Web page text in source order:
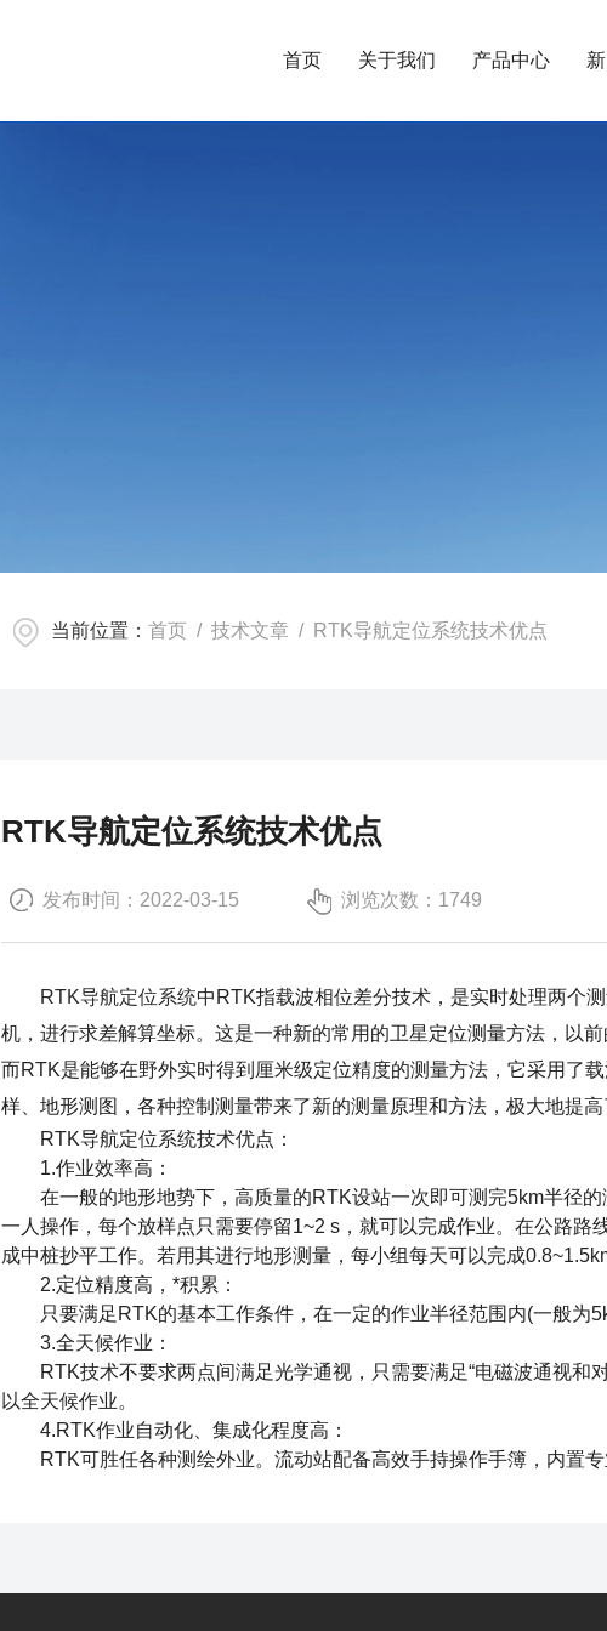
首页 关于我们 产品中心
当前位置： 首页 / 技术文章 / RTK导航定位系统技术优点
RTK导航定位系统技术优点
发布时间：2022-03-15 浏览次数：1749
RTK导航定位系统中RTK指载波相位差分技术，是实时处理两个
机，进行求差解算坐标。这是一种新的常用的卫星定位测量方法，以
而RTK是能够在野外实时得到厘米级定位精度的测量方法，它采用了
样、地形测图，各种控制测量带来了新的测量原理和方法，极大地提高
RTK导航定位系统技术优点：
1.作业效率高：
在一般的地形地势下，高质量的RTK设站一次即可测完5km半径的
一人操作，每个放样点只需要停留1~2 s，就可以完成作业。在公路
成中桩抄平工作。若用其进行地形测量，每小组每天可以完成
2.定位精度高，*积累：
只要满足RTK的基本工作条件，在一定的作业半径范围内(一般为
3.全天候作业：
RTK技术不要求两点间满足光学通视，只需要满足“电磁波通视和
以全天候作业。
4.RTK作业自动化、集成化程度高：
RTK可胜任各种测绘外业。流动站配备高效手持操作手簿，内置专